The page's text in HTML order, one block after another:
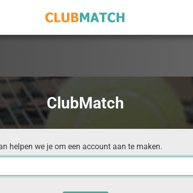
ClubMatch
helpen we je om een account aan te maken.